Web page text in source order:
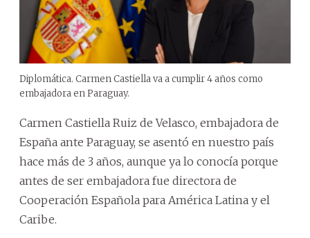
Diplomática. Carmen Castiella va a cumplir 4 años como
embajadora en Paraguay.
Carmen Castiella Ruiz de Velasco, embajadora de
España ante Paraguay, se asentó en nuestro país
hace más de 3 años, aunque ya lo conocía porque
antes de ser embajadora fue directora de
Cooperación Española para América Latina y el
Caribe.